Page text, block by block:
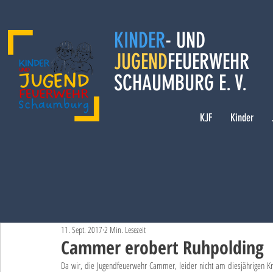
KINDER- UND
JUGENDFEUERWEHR
SCHAUMBURG E. V.
KJF Kinder
Cammer erobert Ruhpolding
11. Sept. 2017 2 Min. Lesezeit
Da wir, die Jugendfeuerwehr Cammer, leider nicht am diesjährigen